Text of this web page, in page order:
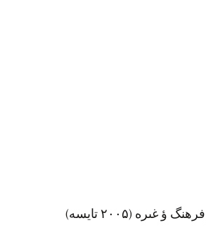
ؤ غىره (۲۰۰۵ تايسه)